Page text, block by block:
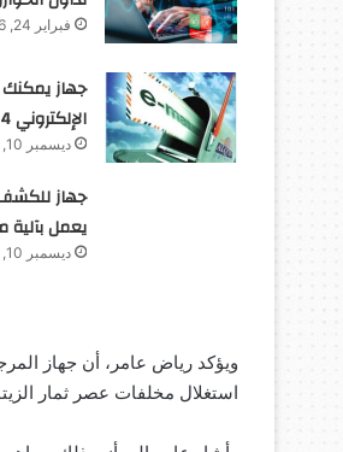
فبراير 24, 2026
جهاز
الإلكتروني 24 ساعة
ديسمبر 10, 2025
جهاز
يعمل بآلية
ديسمبر 10, 2025
استغلال مخلفات عصر ثمار